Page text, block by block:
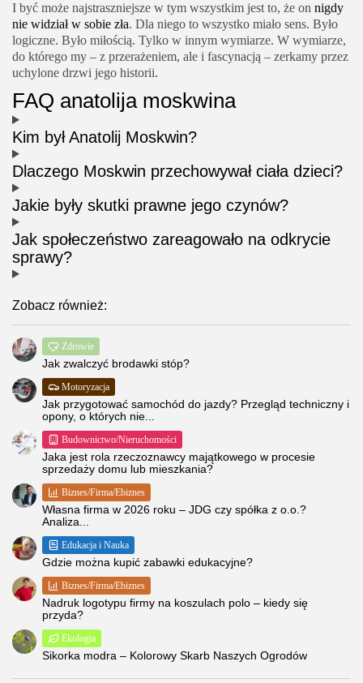
I być może najstraszniejsze w tym wszystkim jest to, że on nigdy
nie widział w sobie zła. Dla niego to wszystko miało sens. Było
logiczne. Było miłością. Tylko w innym wymiarze. W wymiarze,
do którego my – z przerażeniem, ale i fascynacją – zerkamy przez
uchylone drzwi jego historii.
FAQ anatolija moskwina
Kim był Anatolij Moskwin?
Dlaczego Moskwin przechowywał ciała dzieci?
Jakie były skutki prawne jego czynów?
Jak społeczeństwo zareagowało na odkrycie
sprawy?
Zobacz również:
Zdrowie
Jak zwalczyć brodawki stóp?
Motoryzacja
Jak przygotować samochód do jazdy? Przegląd techniczny i
opony, o których nie...
Budownictwo/Nieruchomości
Jaka jest rola rzeczoznawcy majątkowego w procesie
sprzedaży domu lub mieszkania?
Biznes/Firma/Ebiznes
Własna firma w 2026 roku – JDG czy spółka z o.o.?
Analiza...
Edukacja i Nauka
Gdzie można kupić zabawki edukacyjne?
Biznes/Firma/Ebiznes
Nadruk logotypu firmy na koszulach polo – kiedy się
przyda?
Ekologia
Sikorka modra – Kolorowy Skarb Naszych Ogrodów